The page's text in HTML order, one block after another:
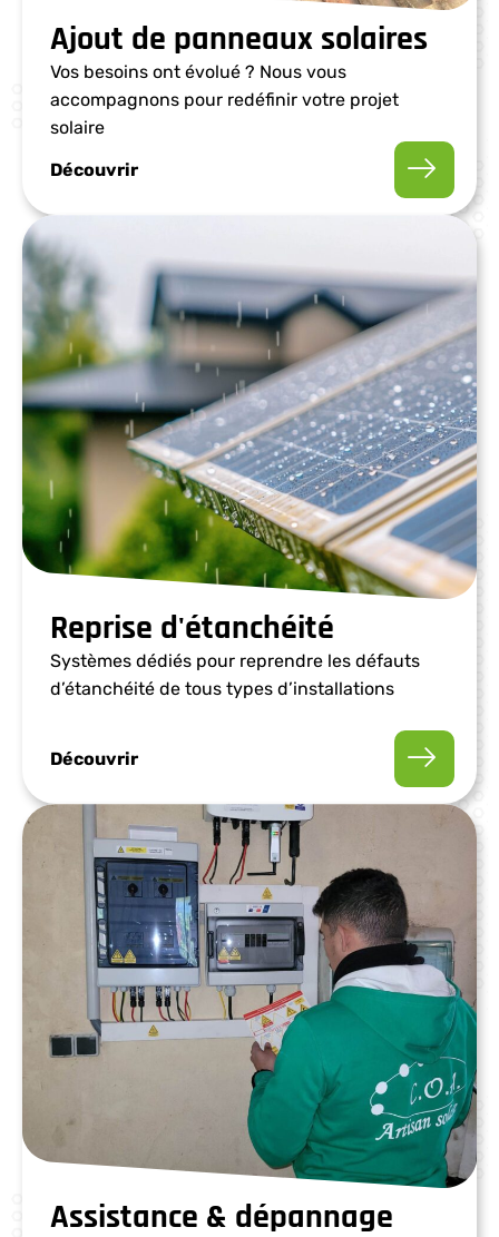
Ajout de panneaux solaires
Vos besoins ont évolué ? Nous vous
accompagnons pour redéfinir votre projet
solaire
Découvrir
Reprise d'étanchéité
Systèmes dédiés pour reprendre les défauts
d’étanchéité de tous types d’installations
Découvrir
Assistance & dépannage​